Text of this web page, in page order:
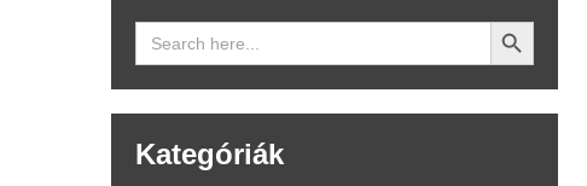
Search
for:
Search Button
Kategóriák